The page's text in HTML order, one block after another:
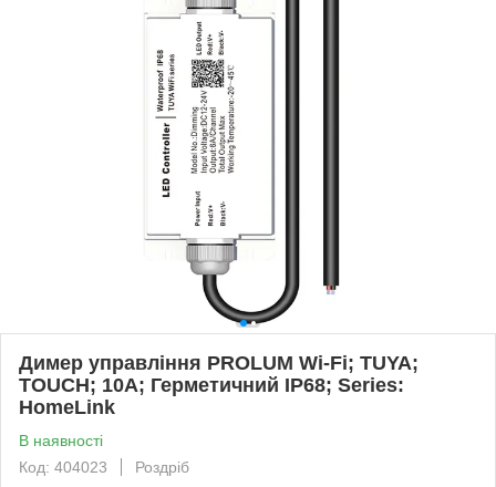
Димер управління PROLUM Wi-Fi; TUYA;
TOUCH; 10A; Герметичний IP68; Series:
HomeLink
В наявності
Код: 404023
Роздріб